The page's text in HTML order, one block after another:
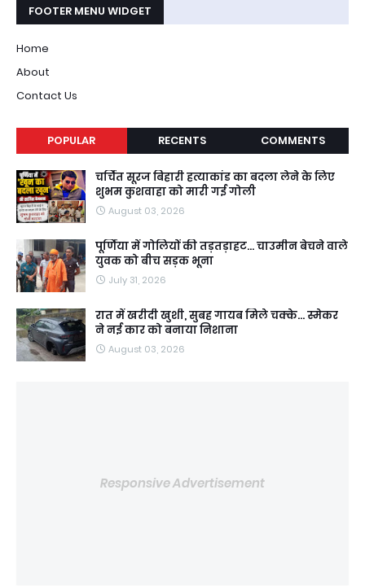
FOOTER MENU WIDGET
Home
About
Contact Us
POPULAR RECENTS COMMENTS
चर्चित सूरज बिहारी हत्याकांड का बदला लेने के लिए
शुभम कुशवाहा को मारी गई गोली
August 03, 2026
पूर्णिया में गोलियों की तड़तड़ाहट... चाउमीन बेचने वाले
युवक को बीच सड़क भूना
July 31, 2026
रात में खरीदी खुशी, सुबह गायब मिले चक्के... स्मेकर
ने नई कार को बनाया निशाना
August 03, 2026
Responsive Advertisement